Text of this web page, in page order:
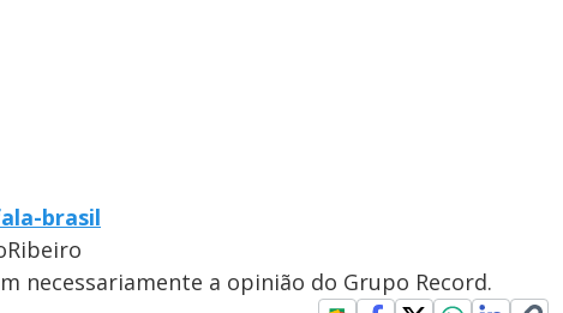
brasil
necessariamente a opinião do Grupo Record.